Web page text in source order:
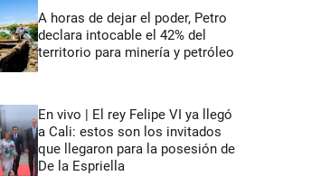
A horas de dejar el poder, Petro
declara intocable el 42% del
territorio para minería y petróleo
En vivo | El rey Felipe VI ya llegó
a Cali: estos son los invitados
que llegaron para la posesión de
De la Espriella